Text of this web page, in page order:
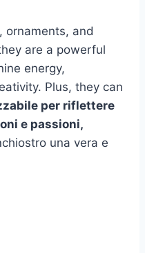
ornaments, and
are a powerful
energy,
Plus, they can
per riflettere
e passioni,
una vera e